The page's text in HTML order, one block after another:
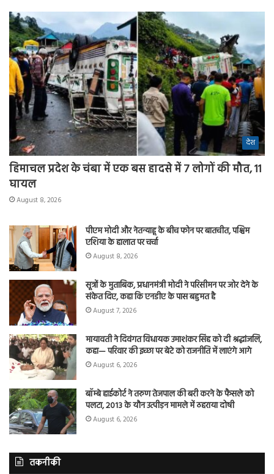
देश
हिमाचल प्रदेश के चंबा में एक बस हादसे में 7 लोगों की मौत, 11
घायल
August 8, 2026
पीएम मोदी और नेतन्याहू के बीच फोन पर बातचीत, पश्चिम
एशिया के हालात पर चर्चा
August 8, 2026
सूत्रों के मुताबिक, प्रधानमंत्री मोदी ने परिसीमन पर जोर देने के
संकेत दिए, कहा कि एनडीए के पास बहुमत है
August 7, 2026
मायावती ने दिवंगत विधायक उमाशंकर सिंह को दी श्रद्धांजलि,
कहा— परिवार की इच्छा पर बेटे को राजनीति में लाएंगे आगे
August 6, 2026
बॉम्बे हाईकोर्ट ने तरुण तेजपाल की बरी करने के फैसले को
पलटा, 2013 के यौन उत्पीड़न मामले में ठहराया दोषी
August 6, 2026
तकनीकी